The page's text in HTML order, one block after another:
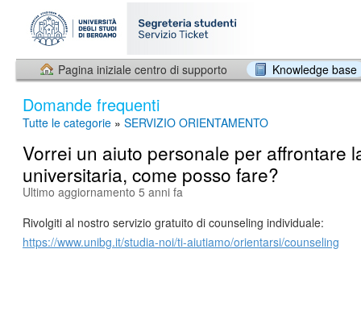
Pagina iniziale centro di supporto Knowledge base
Domande frequenti
Tutte le categorie » SERVIZIO ORIENTAMENTO
Vorrei un aiuto personale per affrontare
universitaria, come posso fare?
Ultimo aggiornamento 5 anni fa
Rivolgiti al nostro servizio gratuito di counseling individuale:
https://www.unibg.it/studia-noi/ti-aiutiamo/orientarsi/counseling